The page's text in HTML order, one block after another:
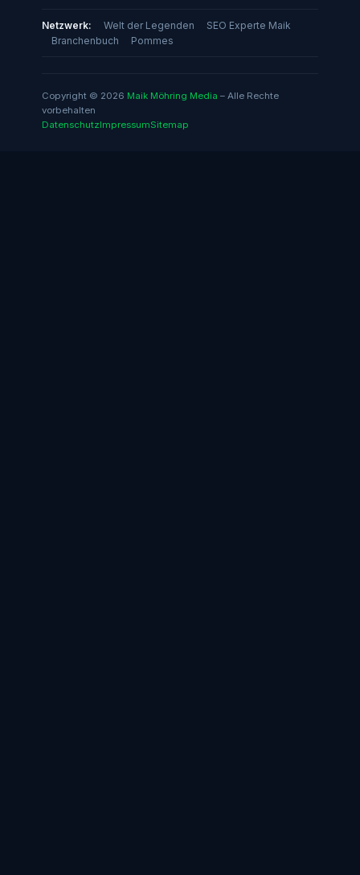
Netzwerk: Welt der Legenden
SEO Experte Maik
Branchenbuch
Pommes
Copyright © 2026 Maik Möhring Media – Alle Rechte
vorbehalten
DatenschutzImpressumSitemap